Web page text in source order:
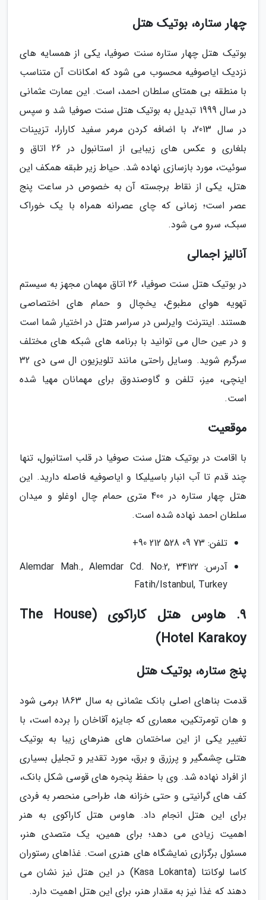
چهار ستاره، بوتیک هتل
بوتیک هتل چهار ستاره سنت صوفیا، یکی از همسایه های
نزدیک ایاصوفیه محسوب می شود که امکانات آن متناسب
با منطقه بی همتای سلطان احمد، است. این عمارت عثمانی
در سال 1999 تبدیل به بوتیک هتل سنت صوفیا شد و سپس
در سال 2013، با اضافه کردن مرمر سفید کارارا، تزیینات
بلغاری و عکس های زیبایی از استانبول در 26 اتاق و
سوئیت، مورد بازسازی نهاده شد. حیاط زیر طبقه همکف این
هتل، یکی از نقاط برجسته آن به خصوص در ساعت پنج
عصر است؛ زمانی که چای عصرانه همراه با یک خوراک
سبک، سرو می شود.
آنالیز اجمالی
در بوتیک هتل سنت صوفیا، 26 اتاق مهمان مجهز به سیستم
تهویه هوای مطبوع، یخچال و حمام های اختصاصی
هستند. اینترنت وایرلس در سراسر هتل در اختیار شما است
و در عین حال می توانید با برنامه های شبکه های مختلف
سرگرم شوید. وسایل راحتی مانند تلویزیون ال سی دی 32
اینچی، میز، تلفن و گاوصندوق برای مهمانان مهیا شده
است.
موقعیت
با اقامت در بوتیک هتل سنت صوفیا در قلب استانبول، تنها
چند قدم تا آب انبار باسیلیکا و ایاصوفیه فاصله دارید. این
هتل چهار ستاره در 400 متری حمام چال اوغلو و میدان
سلطان احمد نهاده شده است.
تلفن: 73 09 528 212 90+
آدرس: Alemdar Mah., Alemdar Cd. No:2, 34122
Fatih/Istanbul, Turkey
9. هاوس هتل کاراکوی (The House
Hotel Karakoy)
پنج ستاره، بوتیک هتل
قدمت بناهای اصلی بانک عثمانی به سال 1863 برمی شود
و هان تومرتکین، معماری که جایزه آقاخان را برده است، با
تغییر یکی از این ساختمان های هنرهای زیبا به بوتیک
هتلی چشمگیر و پرزرق و برق، مورد تقدیر و تجلیل بسیاری
از افراد نهاده شد. وی با حفظ پنجره های قوسی شکل بانک،
کف های گرانیتی و حتی خزانه ها، طراحی منحصر به فردی
برای این هتل انجام داد. هاوس هتل کاراکوی به هنر
اهمیت زیادی می دهد؛ برای همین، یک متصدی هنر،
مسئول برگزاری نمایشگاه های هنری است. غذاهای رستوران
کاسا لوکانتا (Kasa Lokanta) در این هتل نیز نشان می
دهند که غذا نیز به مقدار هنر، برای این هتل اهمیت دارد.